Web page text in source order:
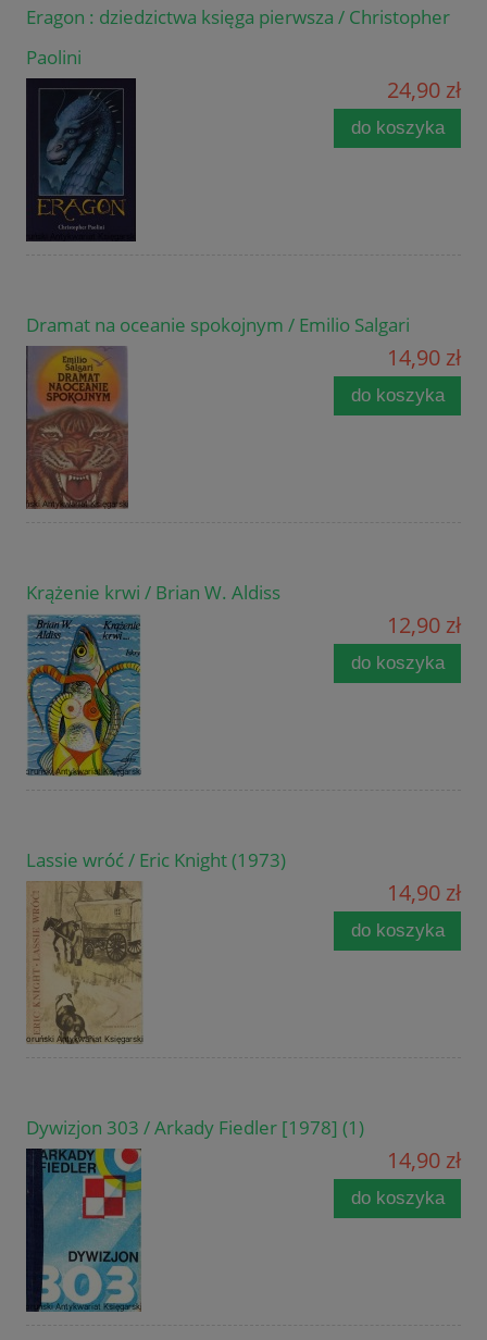
Eragon : dziedzictwa księga pierwsza / Christopher
Paolini
24,90 zł
do koszyka
Dramat na oceanie spokojnym / Emilio Salgari
14,90 zł
do koszyka
Krążenie krwi / Brian W. Aldiss
12,90 zł
do koszyka
Lassie wróć / Eric Knight (1973)
14,90 zł
do koszyka
Dywizjon 303 / Arkady Fiedler [1978] (1)
14,90 zł
do koszyka